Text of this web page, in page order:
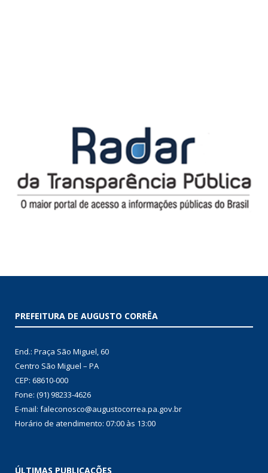
PREFEITURA DE AUGUSTO CORRÊA
End.: Praça São Miguel, 60
Centro São Miguel – PA
CEP: 68610-000
Fone: (91) 98233-4626
E-mail: faleconosco@augustocorrea.pa.gov.br
Horário de atendimento: 07:00 às 13:00
ÚLTIMAS PUBLICAÇÕES